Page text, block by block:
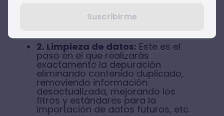
sobre la salud de todo tu sistema
2. Limpieza de datos: Este es el
paso en el que realizarás
exactamente la depuración
eliminando contenido duplicado,
removiendo información
desactualizada, mejorando los
fltros y estándares para la
importación de datos futuros, etc.
Suscribirme